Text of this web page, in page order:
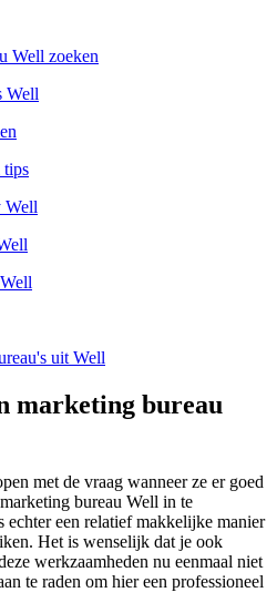
Well zoeken
Well
tips
Well
uit Well
marketing bureau
met de vraag wanneer ze er goed
bureau Well in te
echter een relatief makkelijke manier
Het is wenselijk dat je ook
werkzaamheden nu eenmaal niet
te raden om hier een professioneel